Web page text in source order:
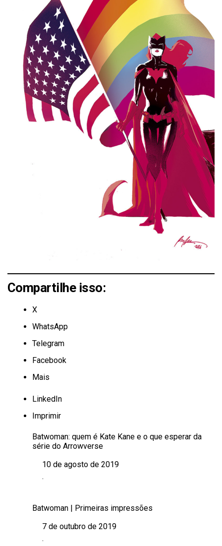
Compartilhe isso:
X
WhatsApp
Telegram
Facebook
Mais
LinkedIn
Imprimir
Batwoman: quem é Kate Kane e o que esperar da
série do Arrowverse
Data10 de agosto de 2019
Em relação a
.
Batwoman | Primeiras impressões
Data7 de outubro de 2019
Em relação a
.